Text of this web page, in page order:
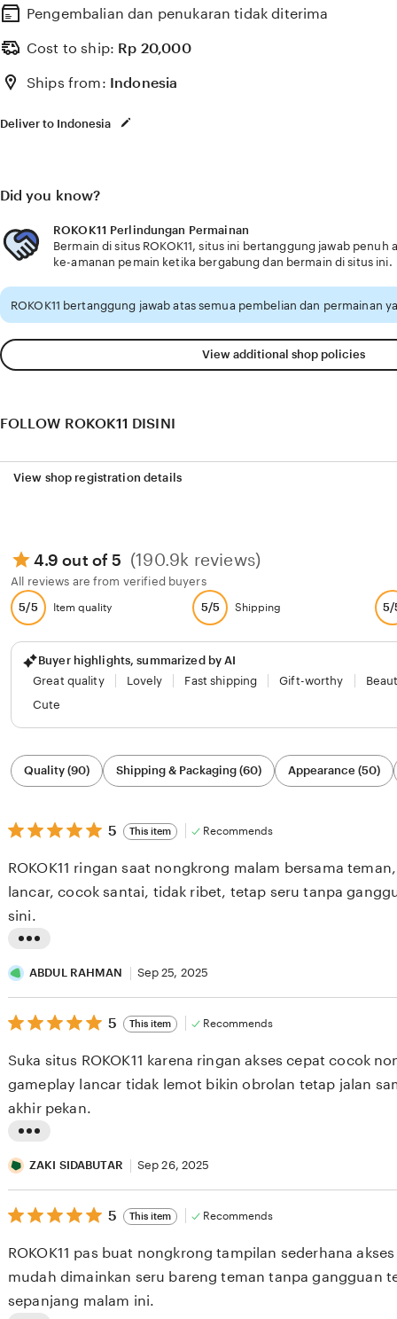
Pengembalian dan penukaran tidak diterima
Cost to ship: Rp 20,000
Ships from: Indonesia
Deliver to Indonesia
Did you know?
ROKOK11 Perlindungan Permainan
Bermain di situs ROKOK11, situs ini bertanggung jawab penuh
ke-amanan pemain ketika bergabung dan bermain di situs ini.
ROKOK11 bertanggung jawab atas semua pembelian dan permainan
View additional shop policies
FOLLOW ROKOK11 DISINI
View shop registration details
4.9 out of 5 (190.9k reviews)
All reviews are from verified buyers
5/5
Item quality 5/5 Shipping 5/
Buyer highlights, summarized by AI
Great quality
Lovely Fast shipping Gift-worthy
Cute
Filter
by
category
Quality (90) Shipping & Packaging (60) Appearance (50)
5
out
5
stars
5 This item Recommends
i
s
t
n
g
r
v
i
e
b
y
A
ROKOK11 ringan saat nongkrong malam bersama
lancar, cocok santai, tidak ribet, tetap seru tanpa
sini.
ABDUL RAHMAN Sep 25, 2025
5
out
5
stars
5 This item Recommends
i
s
t
n
g
r
Suka situs ROKOK11 karena ringan akses cepat cocok
gameplay lancar tidak lemot bikin obrolan tetap jalan
akhir pekan.
ZAKI SIDABUTAR Sep 26, 2025
5
out
5
stars
5 This item Recommends
ROKOK11 pas buat nongkrong tampilan sederhana
mudah dimainkan seru bareng teman tanpa gangguan
sepanjang malam ini.